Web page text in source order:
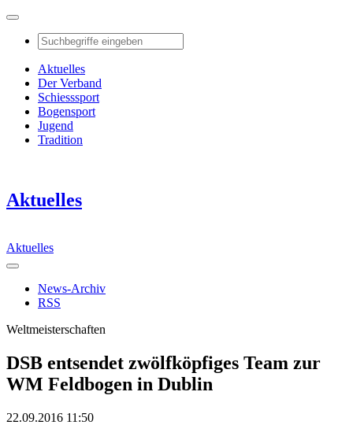
Aktuelles
Der Verband
Schiesssport
Bogensport
Jugend
Tradition
Aktuelles
Aktuelles
News-Archiv
RSS
Weltmeisterschaften
DSB entsendet zwölfköpfiges Team zur
WM Feldbogen in Dublin
22.09.2016 11:50